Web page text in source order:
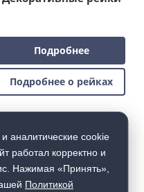
Подробнее
Подробнее о рейках
Коллекция Genesis
аналитические cookie
работал корректно и
Нажимая «Принять»,
Политикой